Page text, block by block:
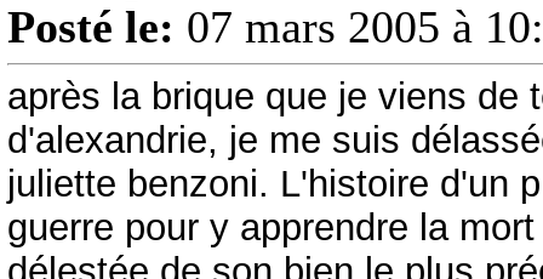
Posté le: 07 mars 2005 à
après la brique que je viens de
d'alexandrie, je me suis
juliette benzoni. L'histoire d'un
guerre pour y apprendre la